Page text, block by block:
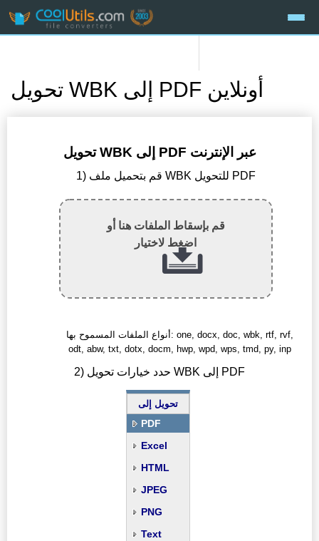
تحويل WBK إلى PDF أونلاين
تحويل WBK إلى PDF عبر الإنترنت
1) قم بتحميل ملف WBK للتحويل PDF
قم بإسقاط الملفات هنا أو
اضغط لاختيار
أنواع الملفات المسموح بها: one, docx, doc, wbk, rtf, rvf,
odt, abw, txt, dotx, docm, hwp, wpd, wps, tmd, py, inp
2) حدد خيارات تحويل WBK إلى PDF
تحويل إلى
PDF
Excel
HTML
JPEG
PNG
Text